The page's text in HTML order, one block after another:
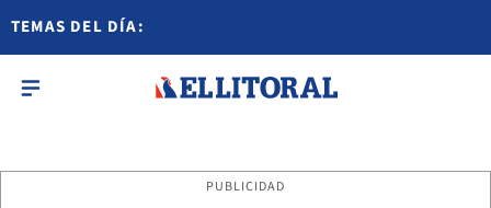
TEMAS DEL DÍA:
PUBLICIDAD